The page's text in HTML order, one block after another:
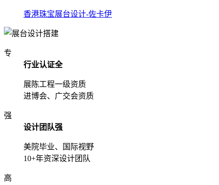
香港珠宝展台设计-佐卡伊
专
行业认证全
展陈工程一级资质
进博会、广交会资质
强
设计团队强
美院毕业、国际视野
10+年资深设计团队
高